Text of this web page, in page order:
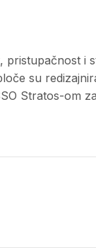
i
su
Stratos-om